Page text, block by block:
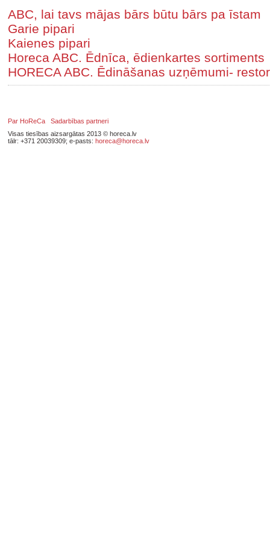
ABC, lai tavs mājas bārs būtu bārs pa īstam
Garie pipari
Kaienes pipari
Horeca ABC. Ēdnīca, ēdienkartes sortiments
HORECA ABC. Ēdināšanas uzņēmumi-
Par HoReCa
Sadarbības partneri
Visas tiesības aizsargātas 2013 © horeca.lv
tālr: +371 20039309; e-pasts: horeca@horeca.lv